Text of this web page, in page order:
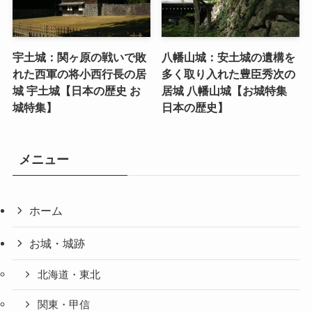
宇土城：関ヶ原の戦いで敗
れた西軍の将小西行長の居
城 宇土城【日本の歴史 お
城特集】
八幡山城：安土城の遺構を
多く取り入れた豊臣秀次の
居城 八幡山城【お城特集
日本の歴史】
メニュー
ホーム
お城・城跡
北海道・東北
関東・甲信